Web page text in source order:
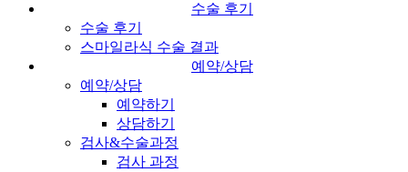
수술 후기
수술 후기
스마일라식 수술 결과
예약/상담
예약/상담
예약하기
상담하기
검사&수술과정
검사 과정